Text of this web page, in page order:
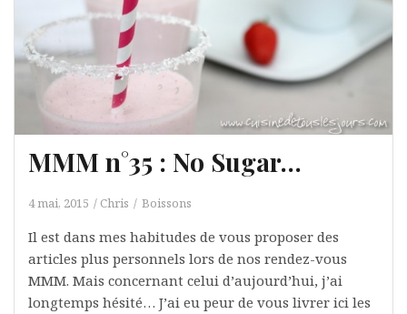
MMM n°35 : No Sugar…
4 mai, 2015 Chris Boissons
Il est dans mes habitudes de vous proposer des
articles plus personnels lors de nos rendez-vous
MMM. Mais concernant celui d’aujourd’hui, j’ai
longtemps hésité… J’ai eu peur de vous livrer ici les